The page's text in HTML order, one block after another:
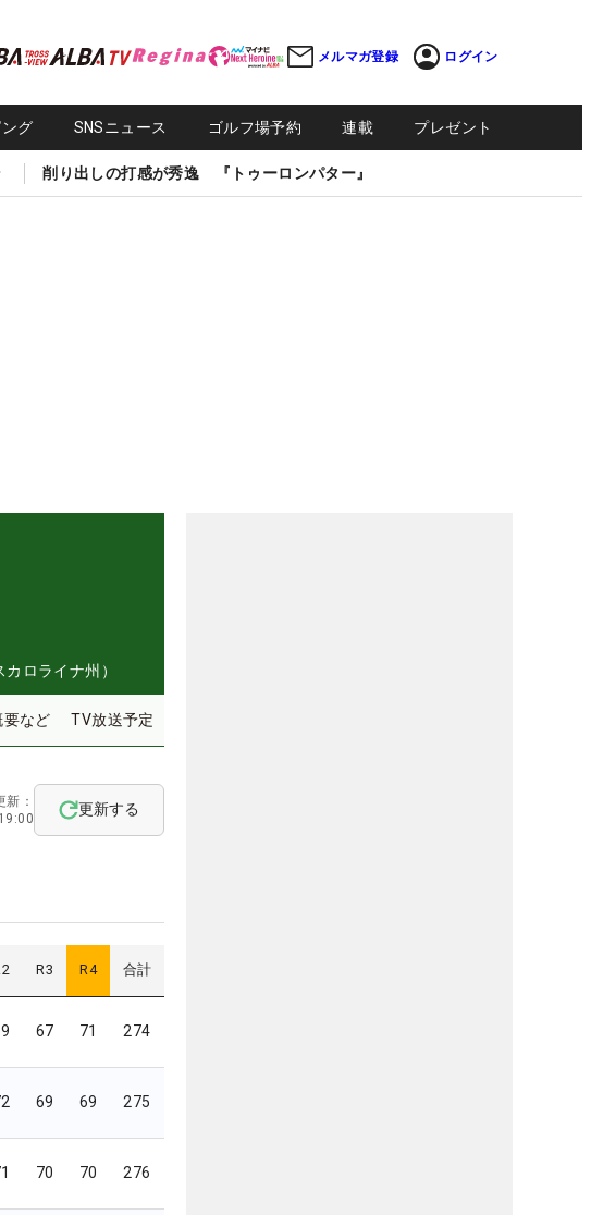
メルマガ登録 ログイン
グ SNSニュース ゴルフ場予約 連載 プレゼント
削り出しの打感が秀逸 『トゥーロンパター』
ロライナ州）
要など TV放送予定
新：
更新する
2 R3 R4 合計
67 71 274
69 69 275
70 70 276